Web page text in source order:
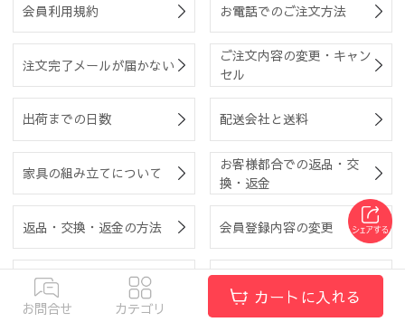
会員利用規約 お電話でのご注文方法
注文完了メールが届かない
ご注文内容の変更・キャン
セル
出荷までの日数 配送会社と送料
家具の組み立てについて
お客様都合での返品・交
換・返金
返品・交換・返金の方法 会員登録内容の変更
クーポン利用について
サイトマップ
お問合せ
カテゴリ
カートに入れる